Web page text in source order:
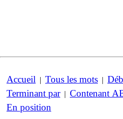
Accueil | Tous les mots |
Terminant par| Contenant
En position